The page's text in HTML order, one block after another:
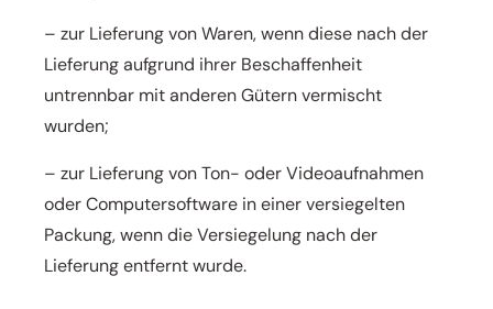
– zur Lieferung von Waren, wenn diese nach der
Lieferung aufgrund ihrer Beschaffenheit
untrennbar mitanderen Gütern vermischt
wurden;
– zur Lieferung von Ton- oder Videoaufnahmen
oder Computersoftware in einer versiegelten
Packung, wenn dieVersiegelung nach der
Lieferung entfernt wurde.